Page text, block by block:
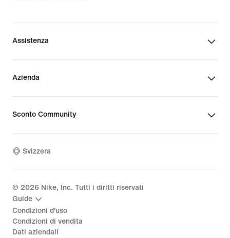
Assistenza
Azienda
Sconto Community
Svizzera
© 2026 Nike, Inc. Tutti i diritti riservati
Guide
Condizioni d'uso
Condizioni di vendita
Dati aziendali